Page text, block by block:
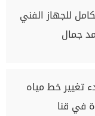
للجهاز الفني
جمال
تغيير خط مياه
في قنا